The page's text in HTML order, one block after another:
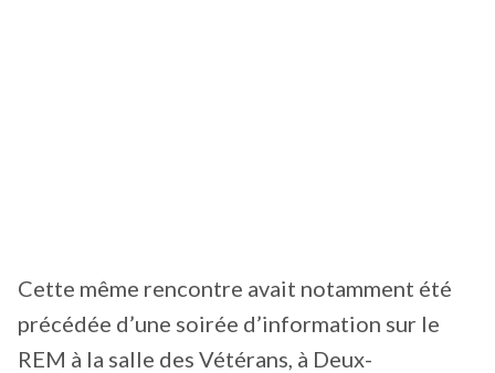
Cette même rencontre avait notamment été
précédée d’une soirée d’information sur le
REM à la salle des Vétérans, à Deux-